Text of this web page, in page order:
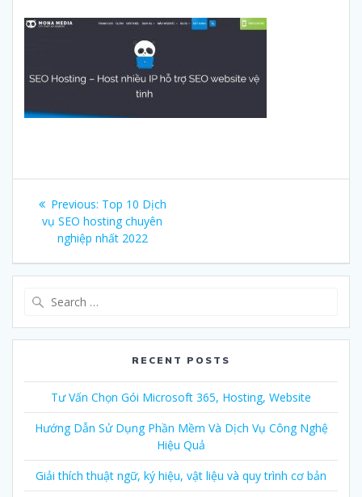
Post
navigation
Previous: Previous
post:
Top 10 Dịch
vụ SEO hosting chuyên
nghiệp nhất 2022
RECENT POSTS
Tư Vấn Chọn Gói Microsoft 365, Hosting, Website
Hướng Dẫn Sử Dụng Phần Mềm Và Dịch Vụ Công Nghệ
Hiệu Quả
Giải thích thuật ngữ, ký hiệu, vật liệu và quy trình cơ bản